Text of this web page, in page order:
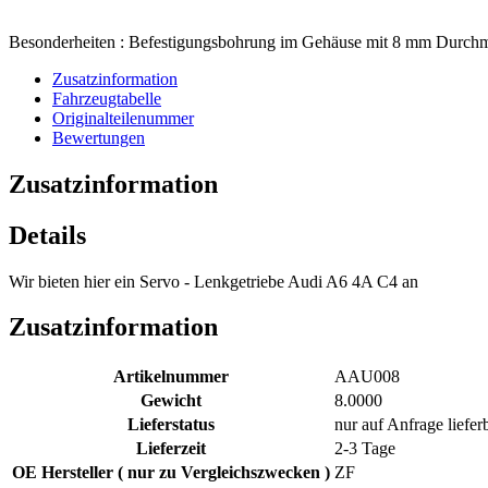
Besonderheiten : Befestigungsbohrung im Gehäuse mit 8 mm
Zusatzinformation
Fahrzeugtabelle
Originalteilenummer
Bewertungen
Zusatzinformation
Details
Wir bieten hier ein Servo - Lenkgetriebe Audi A6 4A C4 an
Zusatzinformation
Artikelnummer
AAU008
Gewicht
8.0000
Lieferstatus
nur auf Anfrage
Lieferzeit
2-3 Tage
OE Hersteller ( nur zu Vergleichszwecken ) ZF